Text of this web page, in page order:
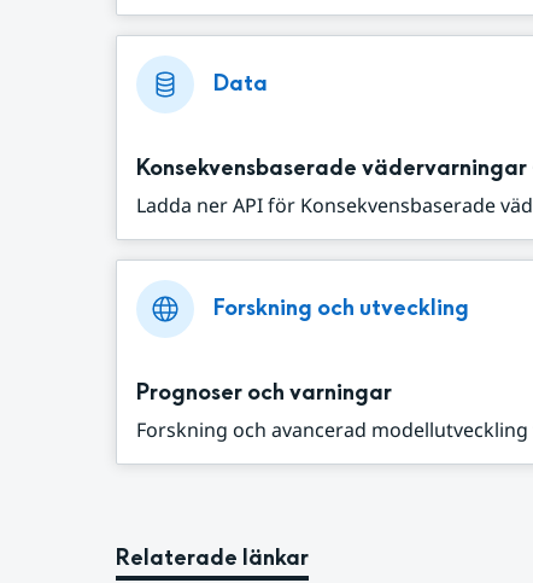
Data
Konsekvensbaserade vädervarningar
Ladda ner API för Konsekvensbaserade
Forskning och utveckling
Prognoser och varningar
Forskning och avancerad
Relaterade länkar